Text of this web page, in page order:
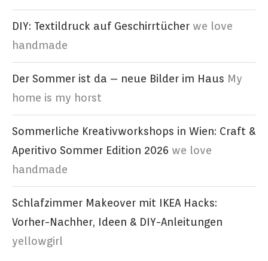
DIY: Textildruck auf Geschirrtücher we love
handmade
Der Sommer ist da – neue Bilder im Haus My
home is my horst
Sommerliche Kreativworkshops in Wien: Craft &
Aperitivo Sommer Edition 2026 we love
handmade
Schlafzimmer Makeover mit IKEA Hacks:
Vorher-Nachher, Ideen & DIY-Anleitungen
yellowgirl